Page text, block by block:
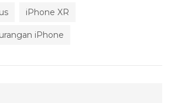
iPhone XR
iPhone